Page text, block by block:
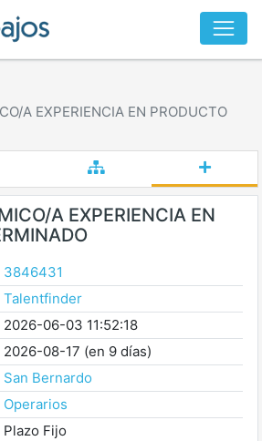
A EXPERIENCIA EN PRODUCTO
A EXPERIENCIA EN
3846431
Talentfinder
2026-06-03 11:52:18
2026-08-17 (en 9 días)
San Bernardo
Operarios
Plazo Fijo